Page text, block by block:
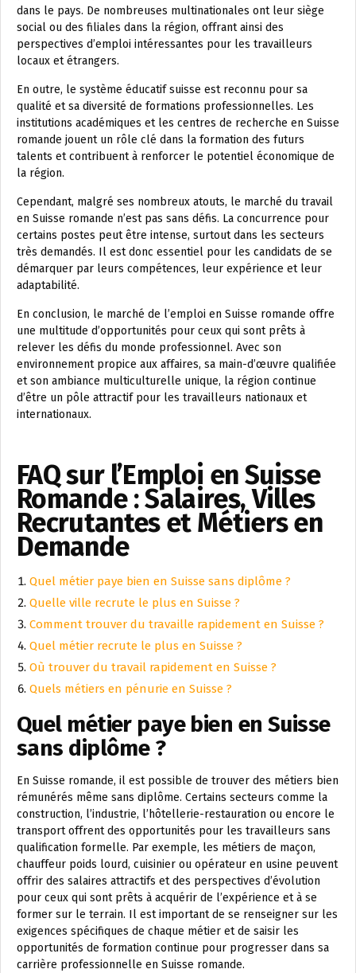
dans le pays. De nombreuses multinationales ont leur siège
social ou des filiales dans la région, offrant ainsi des
perspectives d’emploi intéressantes pour les travailleurs
locaux et étrangers.
En outre, le système éducatif suisse est reconnu pour sa
qualité et sa diversité de formations professionnelles. Les
institutions académiques et les centres de recherche en Suisse
romande jouent un rôle clé dans la formation des futurs
talents et contribuent à renforcer le potentiel économique de
la région.
Cependant, malgré ses nombreux atouts, le marché du travail
en Suisse romande n’est pas sans défis. La concurrence pour
certains postes peut être intense, surtout dans les secteurs
très demandés. Il est donc essentiel pour les candidats de se
démarquer par leurs compétences, leur expérience et leur
adaptabilité.
En conclusion, le marché de l’emploi en Suisse romande offre
une multitude d’opportunités pour ceux qui sont prêts à
relever les défis du monde professionnel. Avec son
environnement propice aux affaires, sa main-d’œuvre qualifiée
et son ambiance multiculturelle unique, la région continue
d’être un pôle attractif pour les travailleurs nationaux et
internationaux.
FAQ sur l’Emploi en Suisse
Romande : Salaires, Villes
Recrutantes et Métiers en
Demande
Quel métier paye bien en Suisse sans diplôme ?
Quelle ville recrute le plus en Suisse ?
Comment trouver du travaille rapidement en Suisse ?
Quel métier recrute le plus en Suisse ?
Où trouver du travail rapidement en Suisse ?
Quels métiers en pénurie en Suisse ?
Quel métier paye bien en Suisse
sans diplôme ?
En Suisse romande, il est possible de trouver des métiers bien
rémunérés même sans diplôme. Certains secteurs comme la
construction, l’industrie, l’hôtellerie-restauration ou encore le
transport offrent des opportunités pour les travailleurs sans
qualification formelle. Par exemple, les métiers de maçon,
chauffeur poids lourd, cuisinier ou opérateur en usine peuvent
offrir des salaires attractifs et des perspectives d’évolution
pour ceux qui sont prêts à acquérir de l’expérience et à se
former sur le terrain. Il est important de se renseigner sur les
exigences spécifiques de chaque métier et de saisir les
opportunités de formation continue pour progresser dans sa
carrière professionnelle en Suisse romande.